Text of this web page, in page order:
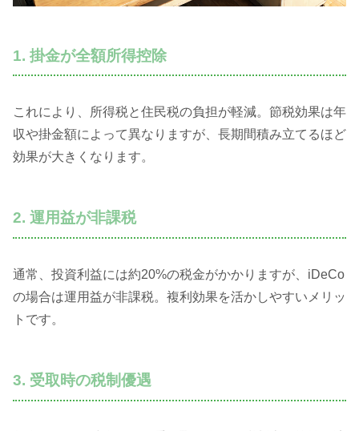
1. 掛金が全額所得控除
これにより、所得税と住民税の負担が軽減。節税効果は年
収や掛金額によって異なりますが、長期間積み立てるほど
効果が大きくなります。
2. 運用益が非課税
通常、投資利益には約20%の税金がかかりますが、iDeCo
の場合は運用益が非課税。複利効果を活かしやすいメリッ
トです。
3. 受取時の税制優遇